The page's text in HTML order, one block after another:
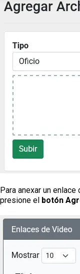
Para anexar un
presione el botón